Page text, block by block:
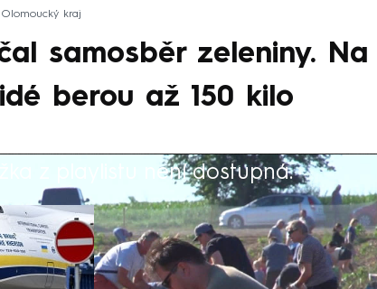
Olomoucký kraj
samosběr zeleniny. Na
berou až 150 kilo
z playlistu není dostupná.